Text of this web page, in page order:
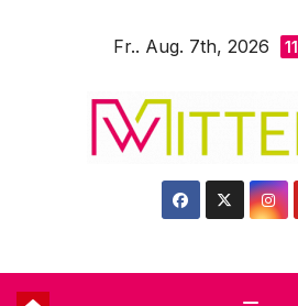
Fr.. Aug. 7th, 2026